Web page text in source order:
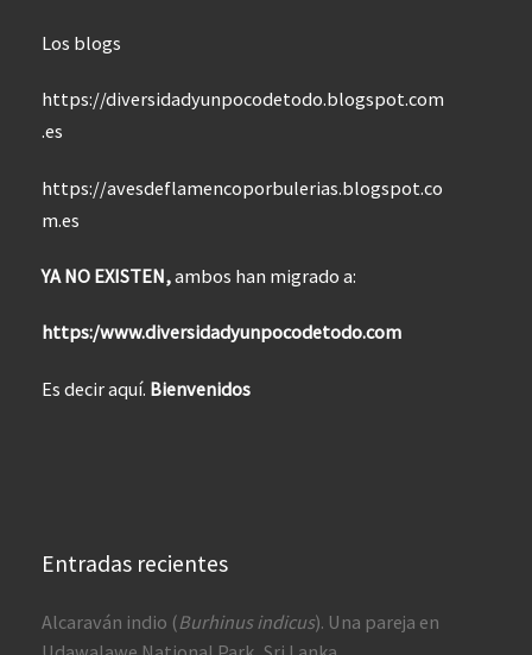
Los blogs
https://diversidadyunpocodetodo.blogspot.com
.es
https://avesdeflamencoporbulerias.blogspot.co
m.es
YA NO EXISTEN,ambos han migrado a:
https:/www.diversidadyunpocodetodo.com
Es decir aquí. Bienvenidos
Entradas recientes
Alcaraván indio (Burhinus indicus). Una pareja en